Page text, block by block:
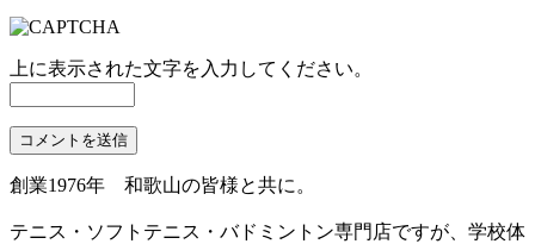
上に表示された文字を入力してください。
創業1976年 和歌山の皆様と共に。
テニス・ソフトテニス・バドミントン専門店ですが、学校体